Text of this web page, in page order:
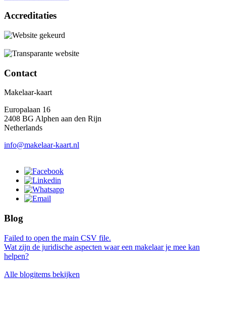
Accreditaties
Contact
Makelaar-kaart
Europalaan 16
2408 BG Alphen aan den Rijn
Netherlands
info@makelaar-kaart.nl
Blog
Failed to open the main CSV file.
Wat zijn de juridische aspecten waar een makelaar je mee kan
helpen?
Alle blogitems bekijken